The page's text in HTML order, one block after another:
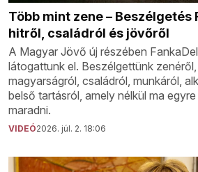
Több mint zene – Beszélgetés
hitről, családról és jövőről
A Magyar Jövő új részében
látogattunk el. Beszélgettünk zenéről,
magyarságról, családról, munkáról,
belső tartásról, amely nélkül ma
maradni.
VIDEÓ2026. júl. 2. 18:06